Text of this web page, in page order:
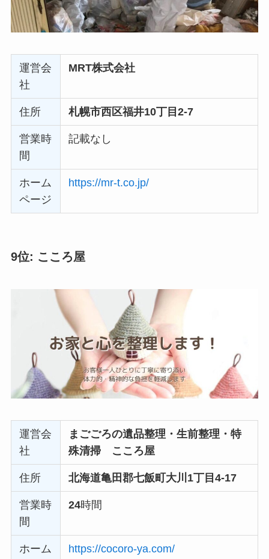
運営会
社
MRT株式会社
住所 札幌市西区福井10丁目2-7
営業時
間
記載なし
ホーム
ページ
https://mr-t.co.jp/
9位: こころ屋
運営会
社
まごごろの遺品整理・生前整理・特
殊清掃 こころ屋
住所 北海道亀田郡七飯町大川1丁目4-17
営業時
間
24時間
ホーム
https://cocoro-ya.com/